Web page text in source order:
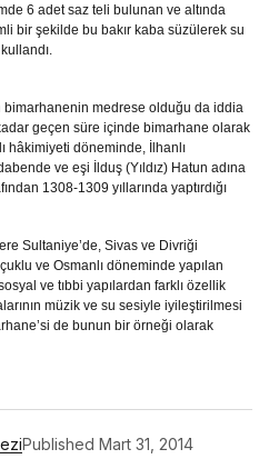
6 adet saz teli bulunan ve altında
bir şekilde bu bakır kaba süzülerek su
bimarhanenin medrese olduğu da iddia
geçen süre içinde bimarhane olarak
hâkimiyeti döneminde, İlhanlı
ve eşi İlduş (Yıldız) Hatun adına
1308-1309 yıllarında yaptırdığı
Sultaniye’de, Sivas ve Divriği
ve Osmanlı döneminde yapılan
ve tıbbi yapılardan farklı özellik
müzik ve su sesiyle iyileştirilmesi
de bunun bir örneği olarak
Published Mart 31, 2014